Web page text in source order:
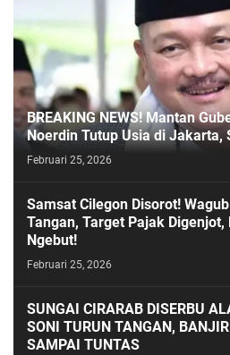
BREAKING NEWS! Mantan
Noerdin Tutup Usia di Jakarta,
Februari 25, 2026
Samsat Cilegon Disorot!
Tangan, Target Pajak Digenjot,
Ngebut!
Februari 25, 2026
SUNGAI CIRARAB DISERBU
SONI TURUN TANGAN,
SAMPAI TUNTAS